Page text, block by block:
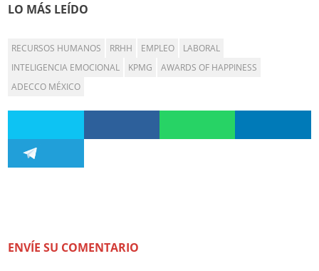
LO MÁS LEÍDO
RECURSOS HUMANOS RRHH EMPLEO
LABORAL
INTELIGENCIA EMOCIONAL
KPMG
AWARDS OF HAPPINESS
ADECCO MÉXICO
ENVÍE SU COMENTARIO